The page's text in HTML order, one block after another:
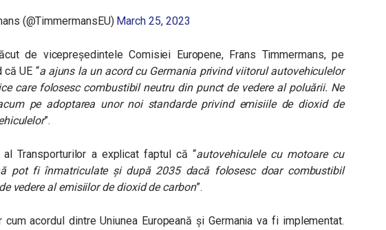
(@TimmermansEU) March 25, 2023
de vicepreședintele Comisiei Europene, Frans Timmermans, pe
UE “a ajuns la un acord cu Germania privind viitorul autovehiculelor
care folosesc combustibil neutru din punct de vedere al poluării. Ne
pe adoptarea unor noi standarde privind emisiile de dioxid de
”.
al Transporturilor a explicat faptul că“autovehiculele cu motoare cu
pot fi înmatriculate și după 2035 dacă folosesc doar combustibil
vedere al emisiilor de dioxid de carbon”.
acordul dintre Uniunea Europeană și Germania va fi implementat.